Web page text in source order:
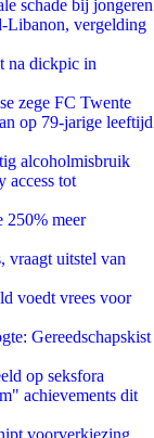
schade bij jongeren
Libanon, vergelding
na dickpic in
zege FC Twente
op 79-jarige leeftijd
alcoholmisbruik
access tot
250% meer
vraagt uitstel van
voedt vrees voor
Gereedschapskist
op seksfora
achievements dit
voorverkiezing